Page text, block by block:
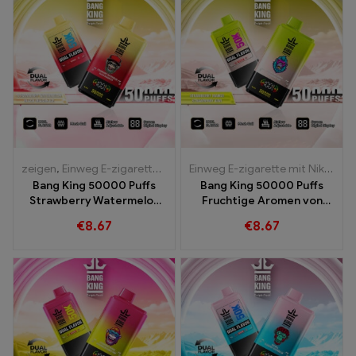
zeigen, Einweg E-zigarette mit Nikotin ,Einweg E-Zigaretten,
Bang King 50000 Puffs
Strawberry Watermelon
Aromen
€8.67
Einweg E-zigarette mit Nikotin
Bang King 50000 Puffs
Fruchtige Aromen von
Strawberry Kiwi für ein
€8.67